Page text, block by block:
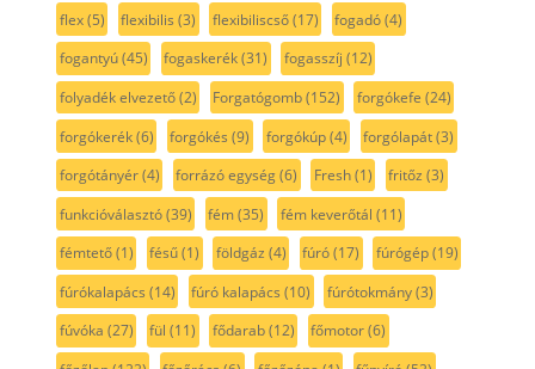
flex(5) flexibilis (3) flexibiliscső(17) fogadó(4)
fogantyú(45) fogaskerék(31) fogasszíj (12)
folyadék elvezető(2) Forgatógomb(152) forgókefe (24)
forgókerék(6) forgókés (9) forgókúp(4) forgólapát(3)
forgótányér(4) forrázó egység(6) Fresh(1) fritőz (3)
funkcióválasztó(39) fém(35) fém keverőtál (11)
fémtető(1) fésű(1) földgáz (4) fúró(17) fúrógép(19)
fúrókalapács (14) fúró kalapács (10) fúrótokmány(3)
fúvóka (27) fül (11) fődarab(12) főmotor(6)